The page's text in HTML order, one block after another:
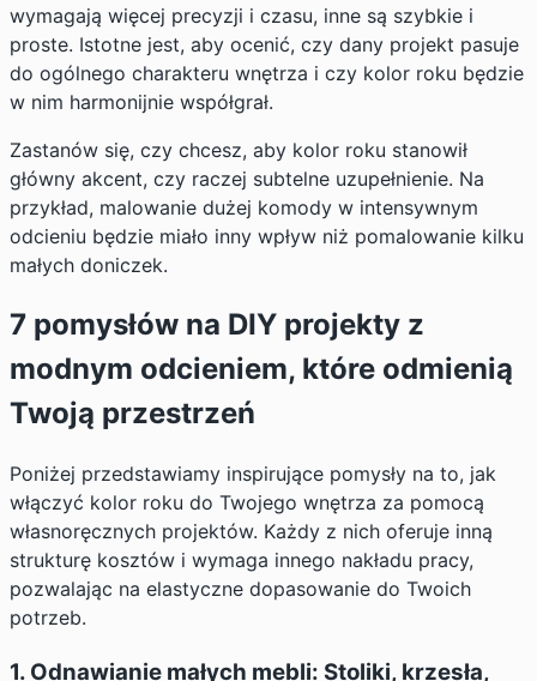
wymagają więcej precyzji i czasu, inne są szybkie i
proste. Istotne jest, aby ocenić, czy dany projekt pasuje
do ogólnego charakteru wnętrza i czy kolor roku będzie
w nim harmonijnie współgrał.
Zastanów się, czy chcesz, aby kolor roku stanowił
główny akcent, czy raczej subtelne uzupełnienie. Na
przykład, malowanie dużej komody w intensywnym
odcieniu będzie miało inny wpływ niż pomalowanie kilku
małych doniczek.
7 pomysłów na DIY projekty z
modnym odcieniem, które odmienią
Twoją przestrzeń
Poniżej przedstawiamy inspirujące pomysły na to, jak
włączyć kolor roku do Twojego wnętrza za pomocą
własnoręcznych projektów. Każdy z nich oferuje inną
strukturę kosztów i wymaga innego nakładu pracy,
pozwalając na elastyczne dopasowanie do Twoich
potrzeb.
1. Odnawianie małych mebli: Stoliki, krzesła,